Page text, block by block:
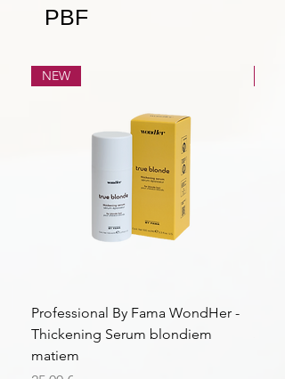
PBF
NEW
Professional By Fama WondHer -
Thickening Serum blondiem
matiem